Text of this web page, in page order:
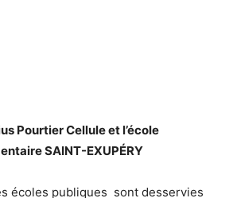
Pourtier Cellule et l’école
SAINT-EXUPÉRY
écoles publiques sont desservies